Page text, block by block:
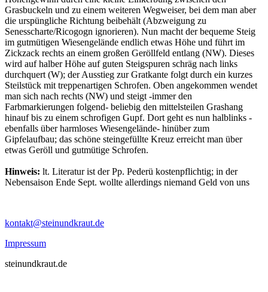
Grasbuckeln und zu einem weiteren Wegweiser, bei dem man aber
die urspüngliche Richtung beibehält (Abzweigung zu
Senesscharte/Ricogogn ignorieren). Nun macht der bequeme Steig
im gutmütigen Wiesengelände endlich etwas Höhe und führt im
Zickzack rechts an einem großen Geröllfeld entlang (NW). Dieses
wird auf halber Höhe auf guten Steigspuren schräg nach links
durchquert (W); der Ausstieg zur Gratkante folgt durch ein kurzes
Steilstück mit treppenartigen Schrofen. Oben angekommen wendet
man sich nach rechts (NW) und steigt -immer den
Farbmarkierungen folgend- beliebig den mittelsteilen Grashang
hinauf bis zu einem schrofigen Gupf. Dort geht es nun halblinks -
ebenfalls über harmloses Wiesengelände- hinüber zum
Gipfelaufbau; das schöne steingefüllte Kreuz erreicht man über
etwas Geröll und gutmütige Schrofen.
Hinweis: lt. Literatur ist der Pp. Pederü kostenpflichtig; in der
Nebensaison Ende Sept. wollte allerdings niemand Geld von uns
kontakt@steinundkraut.de
Impressum
steinundkraut.de